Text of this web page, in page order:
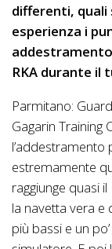
differenti, quali
esperienza i
addestramento
RKA durante il
Parmitano:
Gagarin Training
l’addestramento
estremamente
raggiunge quasi
la navetta vera e
più bassi e un